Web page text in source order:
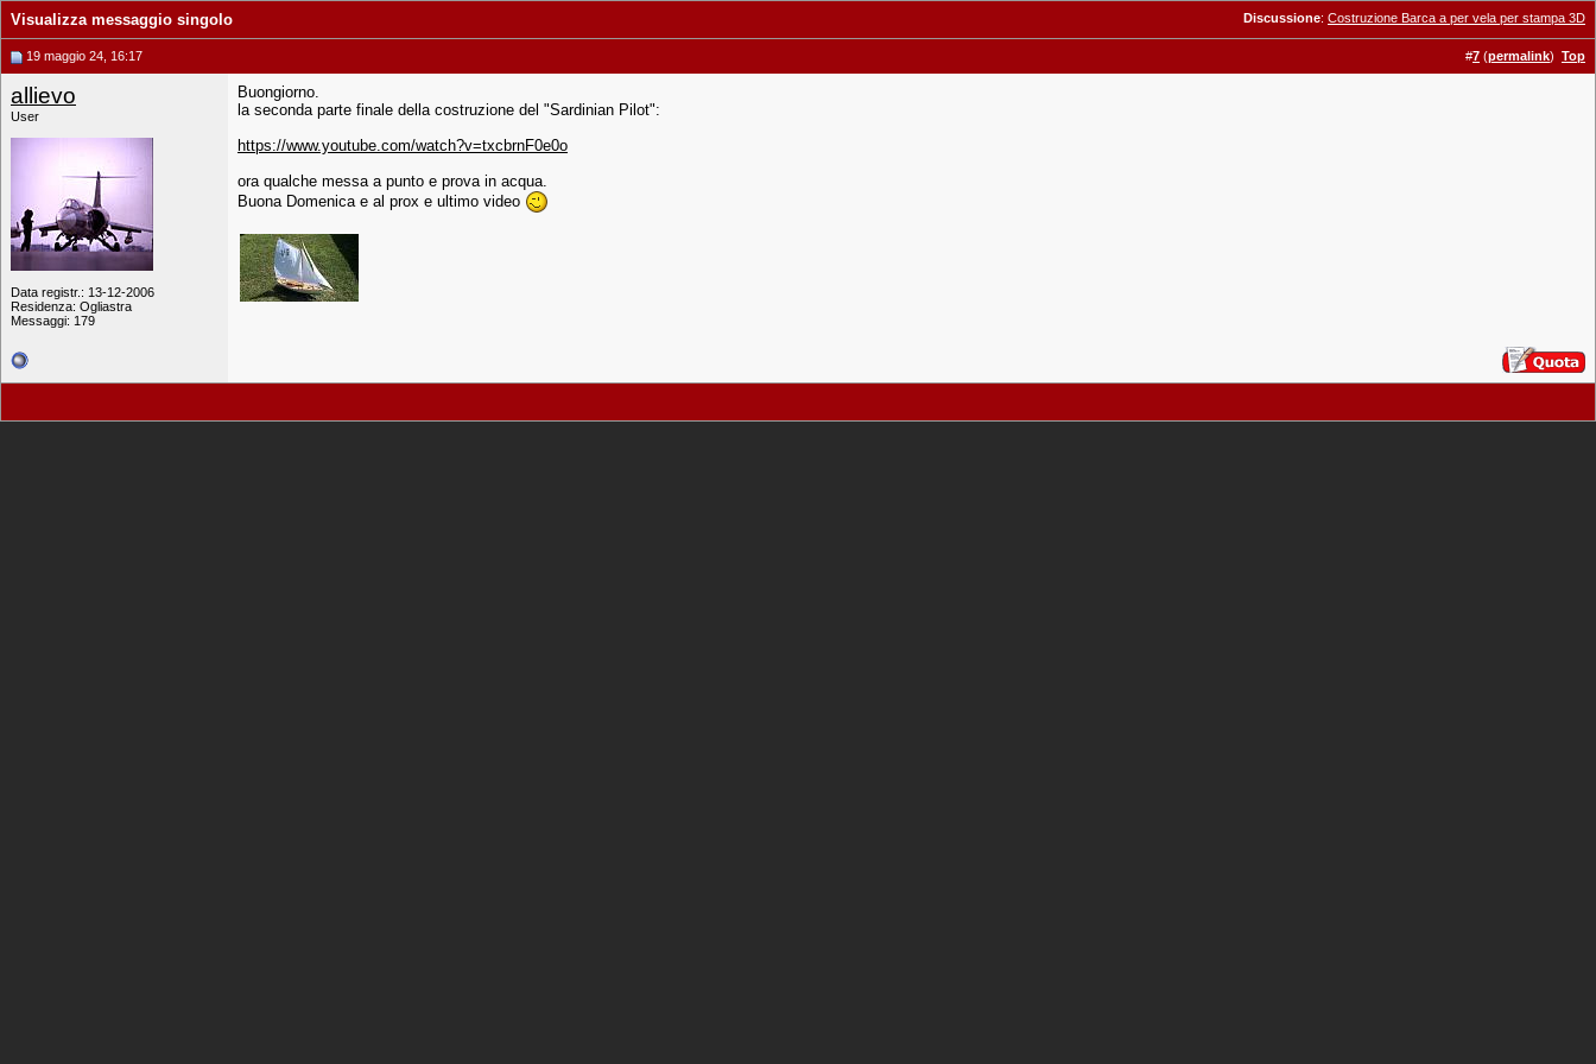
Discussione: Costruzione Barca a per vela per stampa 3D
Visualizza messaggio singolo
19 maggio 24, 16:17 #7 (permalink) Top
allievo
User
Data registr.: 13-12-2006
Residenza: Ogliastra
Messaggi: 179
Buongiorno.
la seconda parte finale della costruzione del "Sardinian Pilot":
https://www.youtube.com/watch?v=txcbrnF0e0o
ora qualche messa a punto e prova in acqua.
Buona Domenica e al prox e ultimo video